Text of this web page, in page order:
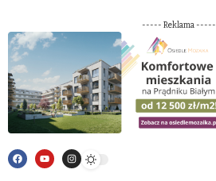
----- Reklama -----